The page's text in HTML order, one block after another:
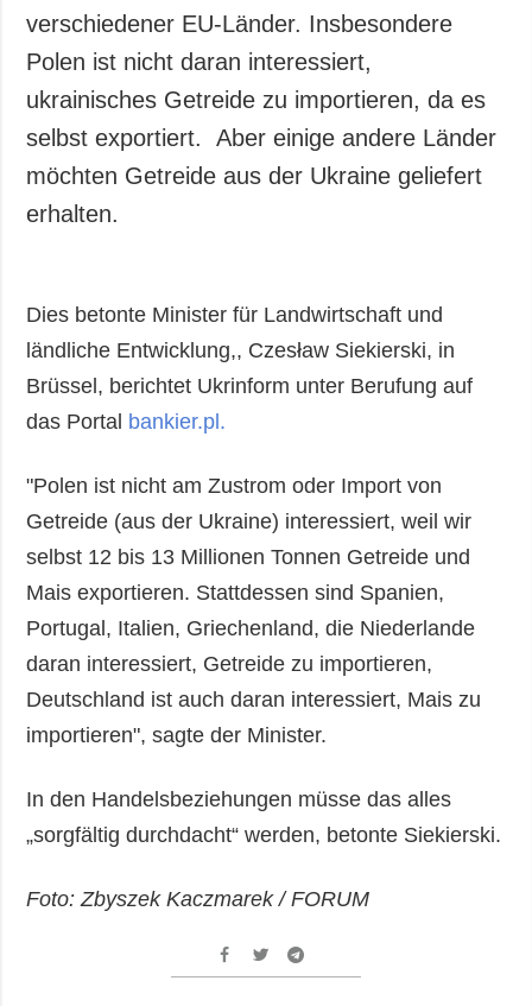
Interview
Fotos
Video
Fotobank
verschiedener EU-Länder. Insbesondere
Polen ist nicht daran interessiert,
ukrainisches Getreide zu importieren, da es
selbst exportiert. Aber einige andere Länder
möchten Getreide aus der Ukraine geliefert
erhalten.
Dies betonte Minister für Landwirtschaft und
ländliche Entwicklung,, Czesław Siekierski, in
Brüssel, berichtet Ukrinform unter Berufung auf
das Portal bankier.pl.
"Polen ist nicht am Zustrom oder Import von
Getreide (aus der Ukraine) interessiert, weil wir
selbst 12 bis 13 Millionen Tonnen Getreide und
Mais exportieren. Stattdessen sind Spanien,
Portugal, Italien, Griechenland, die Niederlande
daran interessiert, Getreide zu importieren,
Deutschland ist auch daran interessiert, Mais zu
importieren", sagte der Minister.
In den Handelsbeziehungen müsse das alles
„sorgfältig durchdacht“ werden, betonte Siekierski.
Foto: Zbyszek Kaczmarek / FORUM